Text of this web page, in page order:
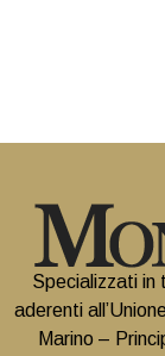
Specializzati in
aderenti
Marino –